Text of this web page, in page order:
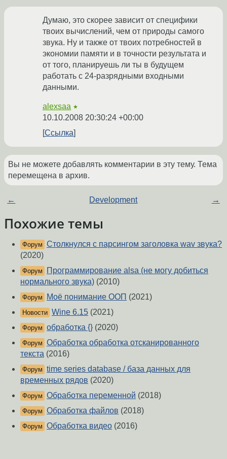
Думаю, это скорее зависит от специфики
твоих вычислений, чем от природы самого
звука. Ну и также от твоих потребностей в
экономии памяти и в точности результата и
от того, планируешь ли ты в будущем
работать с 24-разрядными входными
данными.
alexsaa ★
10.10.2008 20:30:24 +00:00
Ссылка
Вы не можете добавлять комментарии в эту тему. Тема
перемещена в архив.
← Development →
Похожие темы
Форум Столкнулся с парсингом заголовка wav звука?
(2020)
Форум
Программирование alsa (не могу добиться
нормального звука) (2010)
Форум Моё понимание ООП (2021)
Новости Wine 6.15 (2021)
Форум обработка {} (2020)
Форум Обработка обработка отсканированного
текста (2016)
Форум time series database / база данных для
временных рядов (2020)
Форум Обработка переменной (2018)
Форум Обработка файлов (2018)
Форум Обработка видео (2016)